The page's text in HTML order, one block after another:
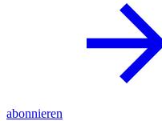
abonnieren